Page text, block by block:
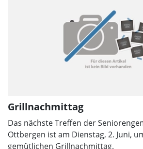
Grillnachmittag
Das nächste Treffen der
Ottbergen ist am Dienstag, 2. Juni,
gemütlichen Grillnachmittag.